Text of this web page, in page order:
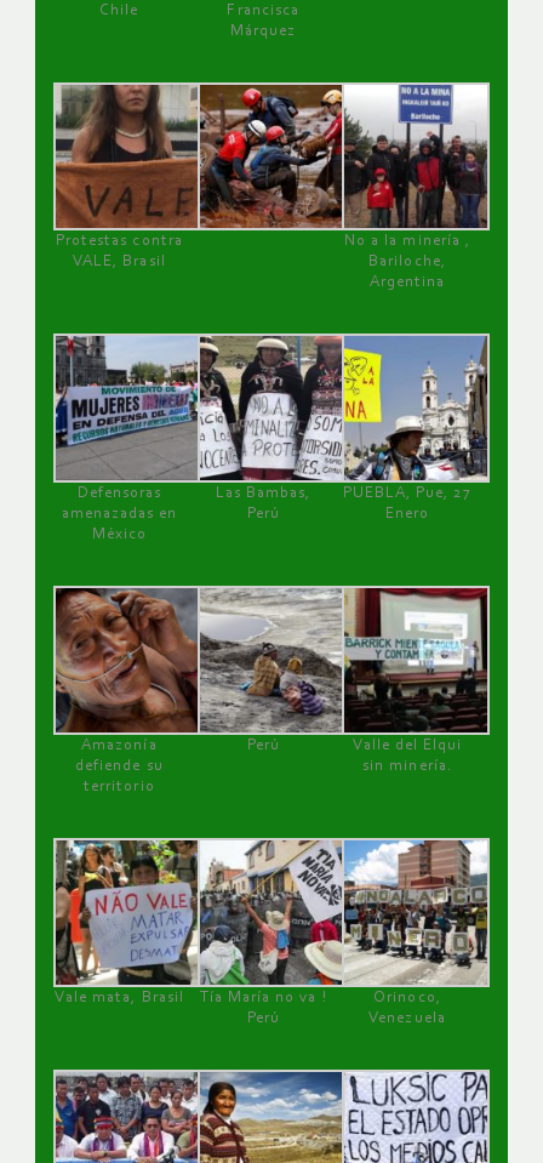
Chile
Francisca
Márquez
Protestas contra
VALE, Brasil
No a la minería ,
Bariloche,
Argentina
Defensoras
amenazadas en
México
Las Bambas,
Perú
PUEBLA, Pue, 27
Enero
Amazonía
defiende su
territorio
Perú
Valle del Elqui
sin minería.
Vale mata, Brasil
Tía María no va !
Perú
Orinoco,
Venezuela